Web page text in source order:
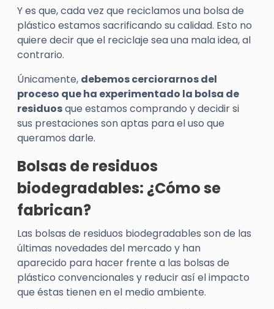
Y es que, cada vez que reciclamos una bolsa de
plástico estamos sacrificando su calidad. Esto no
quiere decir que el reciclaje sea una mala idea, al
contrario.
Únicamente, debemos cerciorarnos del
proceso que ha experimentado la bolsa de
residuosque estamos comprando y decidir si
sus prestaciones son aptas para el uso que
queramos darle.
Bolsas de residuos
biodegradables: ¿Cómo se
fabrican?
Las bolsas de residuos biodegradables son de las
últimas novedades del mercado y han
aparecido para hacer frente a las bolsas de
plástico convencionales y reducir así el impacto
que éstas tienen en el medio ambiente.